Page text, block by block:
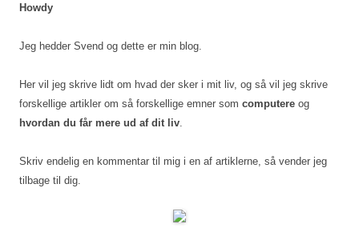
Howdy
Jeg hedder Svend og dette er min blog.
Her vil jeg skrive lidt om hvad der sker i mit liv, og så vil jeg skrive
forskellige artikler om så forskellige emner som computere og
hvordan du får mere ud af dit liv
Skriv endelig en kommentar til mig i en af artiklerne, så vender jeg
tilbage til dig.